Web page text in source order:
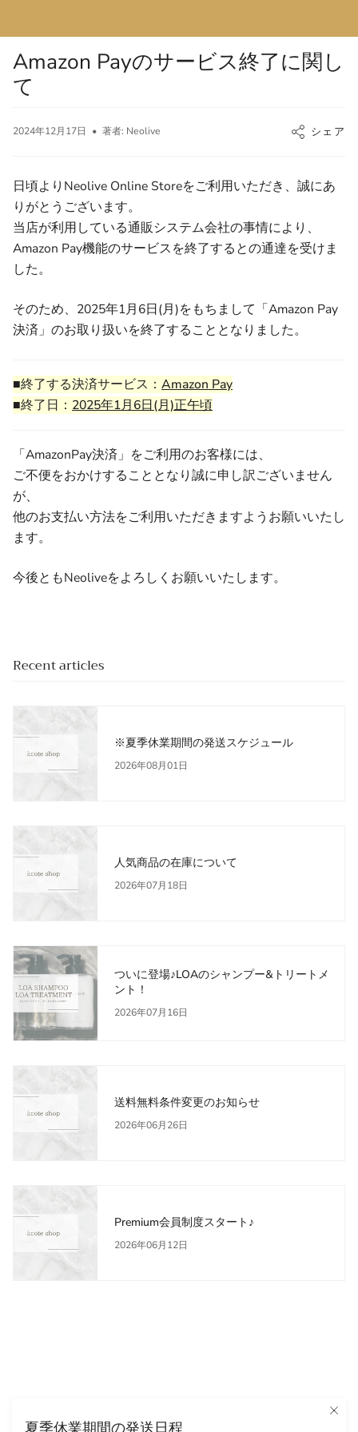
Amazon Payのサービス終了に関し
て
2024年12月17日 著者: Neolive シェア
日頃よりNeolive Online Storeをご利用いただき、誠にあ
りがとうございます。
当店が利用している通販システム会社の事情により、
Amazon Pay機能のサービスを終了するとの通達を受けま
した。
そのため、2025年1月6日(月)をもちまして「Amazon Pay
決済」のお取り扱いを終了することとなりました。
■終了する決済サービス： Amazon Pay
■終了日： 2025年1月6日(月)正午頃
「AmazonPay決済」をご利用のお客様には、
ご不便をおかけすることとなり誠に申し訳ございません
が、
他のお支払い方法をご利用いただきますようお願いいたし
ます。
今後ともNeoliveをよろしくお願いいたします。
Recent articles
※夏季休業期間の発送スケジュール
2026年08月01日
人気商品の在庫について
2026年07月18日
ついに登場♪LOAのシャンプー&トリートメ
ント！
2026年07月16日
送料無料条件変更のお知らせ
2026年06月26日
Premium会員制度スタート♪
2026年06月12日